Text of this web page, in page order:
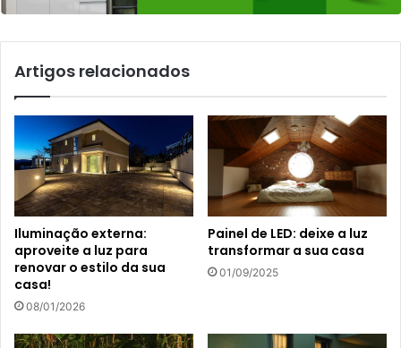
Artigos relacionados
Iluminação externa:
aproveite a luz para
renovar o estilo da sua
casa!
08/01/2026
Painel de LED: deixe a luz
transformar a sua casa
01/09/2025